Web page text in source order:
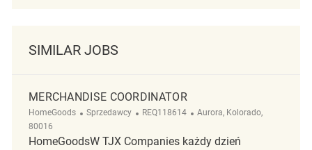
SIMILAR JOBS
MERCHANDISE COORDINATOR
HomeGoods Kategoria
Sprzedawcy ReqId
REQ118614 Lokalizacja
Aurora, Kolorado,
80016
HomeGoodsW TJX Companies każdy dzień